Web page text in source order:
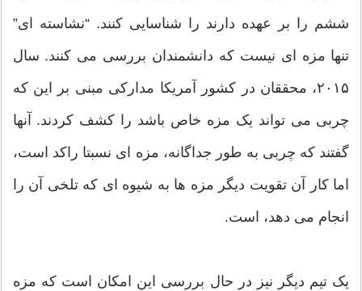
ششم را بر عهده دارند را شناسایی کنند. “نشاسته ای”
تنها مزه ای نیست که دانشمندان بررسی می کنند. سال
۲۰۱۵، محققان در کشور آمریکا مدارکی مبنی بر این که
چربی می تواند یک مزه خاص باشد را کشف کردند. آنها
گفتند که چربی به طور جداگانه، مزه ای نسبتا راکد است،
اما کار آن تقویت دیگر مزه ها به شیوه ای که تلخی آن را
انجام می دهد، است.
یک تیم دیگر نیز در حال بررسی این امکان است که مزه